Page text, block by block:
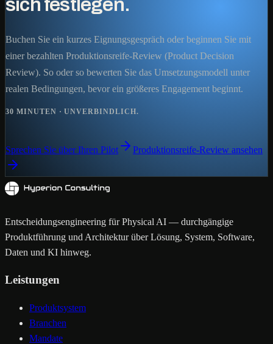
sich festlegen.
Buchen Sie ein kurzes Eignungsgespräch oder beginnen Sie mit
einer bezahlten Produktionsreife-Review (Product Decision
Review). So oder so bewerten Sie das Umsetzungsmodell unter
realen Bedingungen, bevor ein größeres Engagement beginnt.
30 MINUTEN · UNVERBINDLICH.
Sprechen Sie über Ihren Pilot Produktionsreife-Review ansehen
Entscheidungsengineering für Physical AI — durchgängige
Produktführung und Architektur über Lösung, System, Software,
Daten und KI hinweg.
Leistungen
Produktsystem
Branchen
Mandate